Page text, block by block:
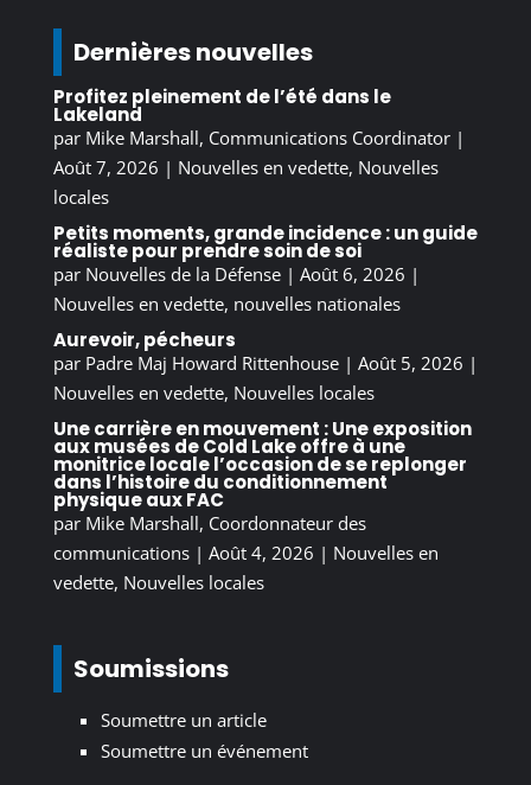
Dernières nouvelles
Profitez pleinement de l’été dans le
Lakeland
par Mike Marshall, Communications Coordinator|
Août 7, 2026 | Nouvelles en vedette, Nouvelles
locales
Petits moments, grande incidence : un guide
réaliste pour prendre soin de soi
par Nouvelles de la Défense| Août 6, 2026 |
Nouvelles en vedette, nouvelles nationales
Aurevoir, pécheurs
par Padre Maj Howard Rittenhouse| Août 5, 2026 |
Nouvelles en vedette, Nouvelles locales
Une carrière en mouvement : Une exposition
aux musées de Cold Lake offre à une
monitrice locale l’occasion de se replonger
dans l’histoire du conditionnement
physique aux FAC
par Mike Marshall, Coordonnateur des
communications| Août 4, 2026 | Nouvelles en
vedette, Nouvelles locales
Soumissions
Soumettre un article
Soumettre un événement